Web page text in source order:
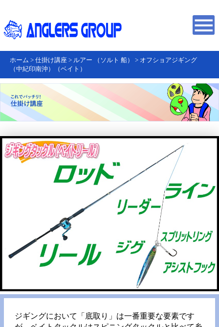
ホーム > 仕掛け講座 > ルアー （ソルト 船） > オフショアジギング
（中紀印南沖）（ベイト）
ジギングにおいて「底取り」は一番重要な要素です